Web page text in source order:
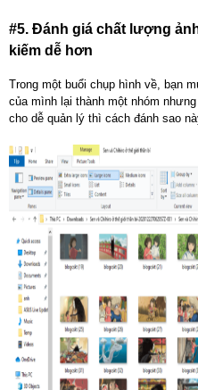
#5. Đánh giá chất lượng
kiếm dễ hơn
Trong một buổi chụp hình về, bạn
của mình lại thành một nhóm
cho dễ quản lý thì cách đánh sao